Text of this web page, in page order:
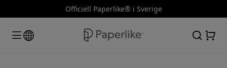
Officiell Paperlike® i Sverige